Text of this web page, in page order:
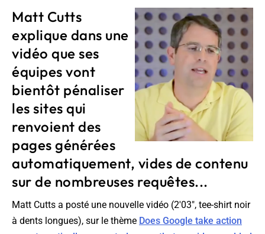
Matt Cutts
explique dans une
vidéo que ses
équipes vont
bientôt pénaliser
les sites qui
renvoient des
pages générées
automatiquement, vides de contenu
sur de nombreuses requêtes...
Matt Cutts a posté une nouvelle vidéo (2'03", tee-shirt noir
à dents longues), sur le thème Does Google take action